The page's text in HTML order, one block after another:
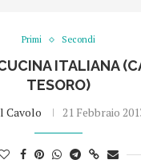
Primi Secondi
ITALIANA
TESORO)
Cavolo 21 Febbraio